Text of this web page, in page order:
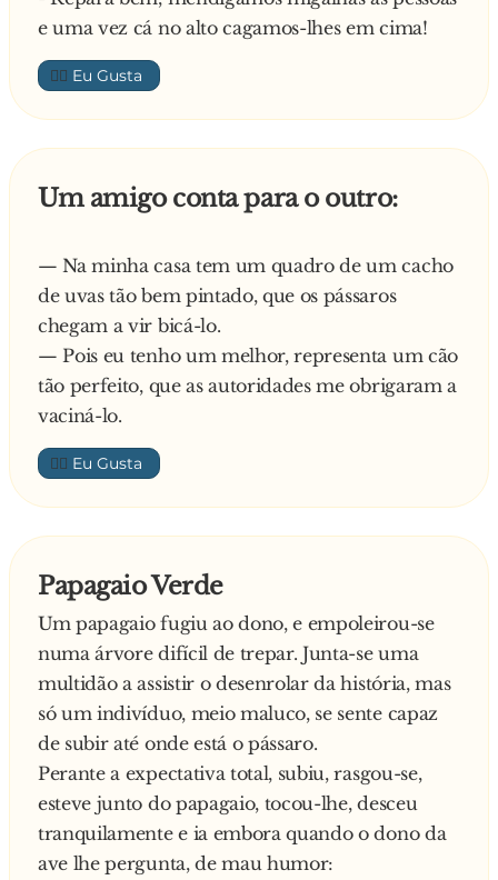
e uma vez cá no alto cagamos-lhes em cima!
👍🏼
Um amigo conta para o outro:
— Na minha casa tem um quadro de um cacho
de uvas tão bem pintado, que os pássaros
chegam a vir bicá-lo.
— Pois eu tenho um melhor, representa um cão
tão perfeito, que as autoridades me obrigaram a
vaciná-lo.
👍🏼
Papagaio Verde
Um papagaio fugiu ao dono, e empoleirou-se
numa árvore difícil de trepar. Junta-se uma
multidão a assistir o desenrolar da história, mas
só um indivíduo, meio maluco, se sente capaz
de subir até onde está o pássaro.
Perante a expectativa total, subiu, rasgou-se,
esteve junto do papagaio, tocou-lhe, desceu
tranquilamente e ia embora quando o dono da
ave lhe pergunta, de mau humor: